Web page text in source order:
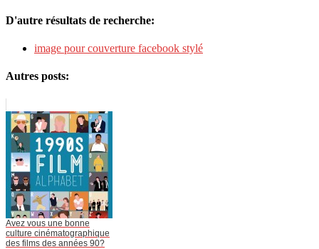
D'autre résultats de recherche:
image pour couverture facebook stylé
Autres posts:
Avez vous une bonne
culture cinématographique
des films des années 90?